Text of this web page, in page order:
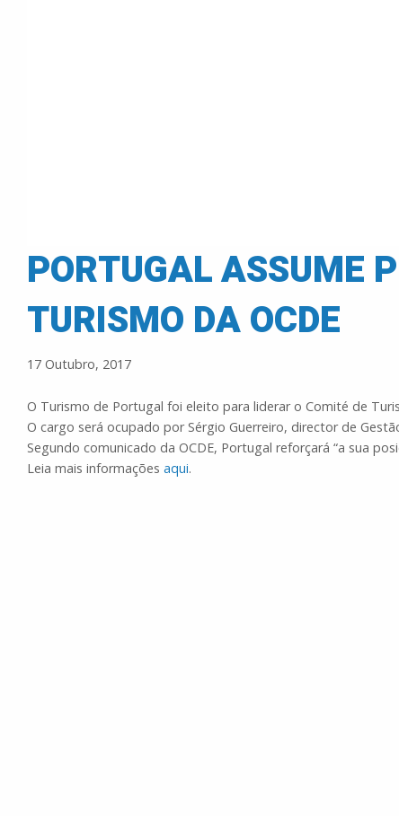
PORTUGAL ASSUME
TURISMO DA OCDE
17 Outubro, 2017
O Turismo de Portugal foi eleito para liderar o Comité de
O cargo será ocupado por Sérgio Guerreiro, director de
Segundo comunicado da OCDE, Portugal reforçará “a sua
Leia mais informações aqui.